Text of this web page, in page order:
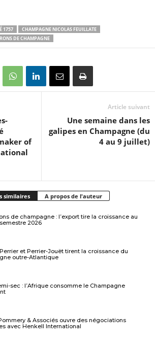
1757
CHAMPAGNE NICOLAS FEUILLATE
DE CHAMPAGNE
of
Article suivant
Une semaine dans les
galipes en Champagne (du
4 au 9 juillet)
similaires A propos de l'auteur
de champagne : l’export tire la croissance au
2026
et Perrier-Jouët tirent la croissance du
outre-Atlantique
sec : l’Afrique consomme le Champagne
& Associés ouvre des négociations
avec Henkell International